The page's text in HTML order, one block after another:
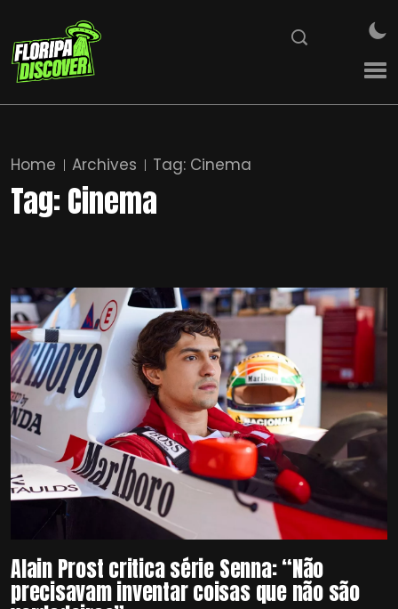
Home Archives Tag: Cinema
Tag:Cinema
Alain Prost critica série Senna: “Não
precisavam inventar coisas que não são